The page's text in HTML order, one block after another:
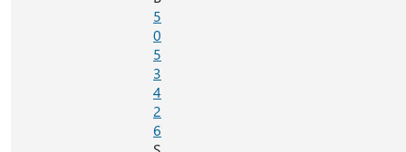
5
0
5
3
4
2
6